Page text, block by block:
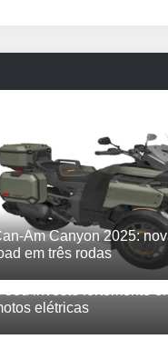
Am Canyon 2025:
em três rodas
elétricas